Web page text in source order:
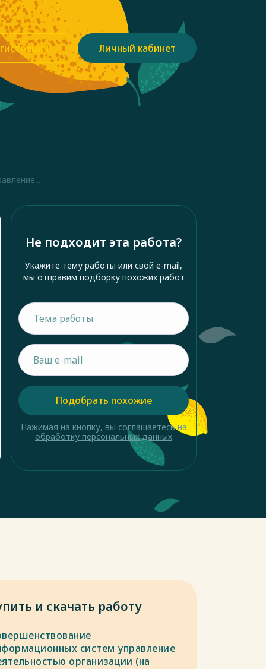
Личный кабинет
Не подходит эта работа?
Укажите тему работы или свой e-mail,
мы отправим подборку похожих работ
Подобрать похожие
Нажимая на кнопку, вы соглашаетесьна
обработку персональных данных
и скачать работу
систем управление
организации (на